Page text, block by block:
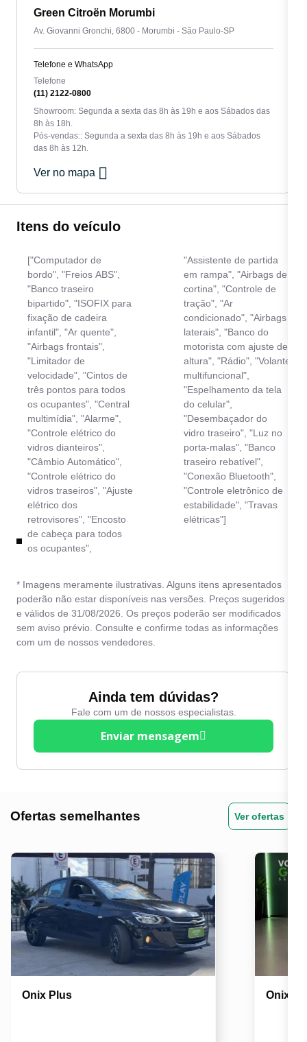
Green Citroën Morumbi
Av. Giovanni Gronchi, 6800 - Morumbi - São Paulo-SP
Telefone e WhatsApp
Telefone
(11) 2122-0800
Showroom: Segunda a sexta das 8h às 19h e aos Sábados das
8h às 18h.
Pós-vendas:: Segunda a sexta das 8h às 19h e aos Sábados
das 8h às 12h.
Ver no mapa
Itens do veículo
["Computador de
bordo", "Freios ABS",
"Banco traseiro
bipartido", "ISOFIX para
fixação de cadeira
infantil", "Ar quente",
"Airbags frontais",
"Limitador de
velocidade", "Cintos de
três pontos para todos
os ocupantes", "Central
multimídia", "Alarme",
"Controle elétrico do
vidros dianteiros",
"Câmbio Automático",
"Controle elétrico do
vidros traseiros", "Ajuste
elétrico dos
retrovisores", "Encosto
de cabeça para todos
os ocupantes",
"Assistente de partida
em rampa", "Airbags de
cortina", "Controle de
tração", "Ar
condicionado", "Airbags
laterais", "Banco do
motorista com ajuste de
altura", "Rádio", "Volante
multifuncional",
"Espelhamento da tela
do celular",
"Desembaçador do
vidro traseiro", "Luz no
porta-malas", "Banco
traseiro rebatível",
"Conexão Bluetooth",
"Controle eletrônico de
estabilidade", "Travas
elétricas"]
* Imagens meramente ilustrativas. Alguns itens apresentados
poderão não estar disponíveis nas versões. Preços sugeridos
e válidos de 31/08/2026. Os preços poderão ser modificados
sem aviso prévio. Consulte e confirme todas as informações
com um de nossos vendedores.
Ainda tem dúvidas?
Fale com um de nossos especialistas.
Enviar mensagem
Ofertas semelhantes Ver ofertas
Onix Plus Onix